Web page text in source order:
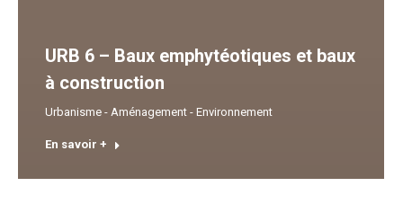
URB 6 – Baux emphytéotiques et baux
à construction
Urbanisme - Aménagement - Environnement
En savoir +